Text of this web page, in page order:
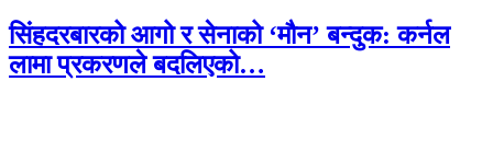
सिंहदरबारको आगो र सेनाको ‘मौन’ बन्दुक: कर्नल
लामा प्रकरणले बदलिएको…